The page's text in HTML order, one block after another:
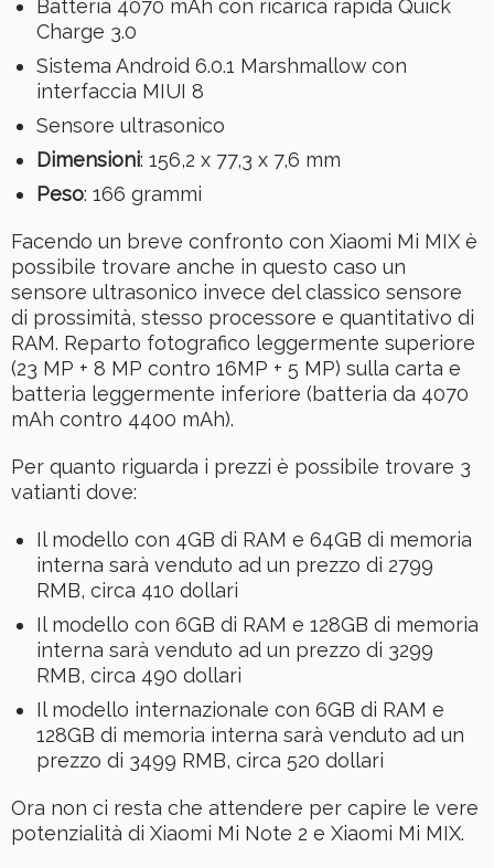
Batteria 4070 mAh con ricarica rapida Quick
Charge 3.0
Sistema Android 6.0.1 Marshmallow con
interfaccia MIUI 8
Sensore ultrasonico
Dimensioni: 156,2 x 77,3 x 7,6 mm
Peso: 166 grammi
Facendo un breve confronto con Xiaomi Mi MIX è
possibile trovare anche in questo caso un
sensore ultrasonico invece del classico sensore
di prossimità, stesso processore e quantitativo di
RAM. Reparto fotografico leggermente superiore
(23 MP + 8 MP contro 16MP + 5 MP) sulla carta e
batteria leggermente inferiore (batteria da 4070
mAh contro 4400 mAh).
Per quanto riguarda i prezzi è possibile trovare 3
vatianti dove:
Il modello con 4GB di RAM e 64GB di memoria
interna sarà venduto ad un prezzo di 2799
RMB, circa 410 dollari
Il modello con 6GB di RAM e 128GB di memoria
interna sarà venduto ad un prezzo di 3299
RMB, circa 490 dollari
Il modello internazionale con 6GB di RAM e
128GB di memoria interna sarà venduto ad un
prezzo di 3499 RMB, circa 520 dollari
Ora non ci resta che attendere per capire le vere
potenzialità di Xiaomi Mi Note 2 e Xiaomi Mi MIX.